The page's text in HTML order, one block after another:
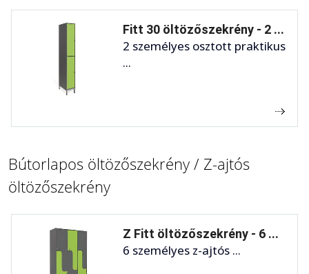
Fitt 30 öltözőszekrény - 2 ...
2 személyes osztott praktikus
...
Bútorlapos öltözőszekrény / Z-ajtós
öltözőszekrény
Z Fitt öltözőszekrény - 6 ...
6 személyes z-ajtós ...